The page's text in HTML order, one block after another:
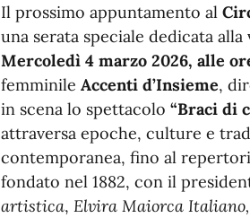
Il prossimo appuntamento al
una serata speciale dedicata
Mercoledì 4 marzo 2026, alle
femminile Accenti d’Insieme,
in scena lo spettacolo “Braci di
attraversa epoche, culture e
contemporanea, fino al
fondato nel 1882, con il
artistica, Elvira Maiorca Italiano,